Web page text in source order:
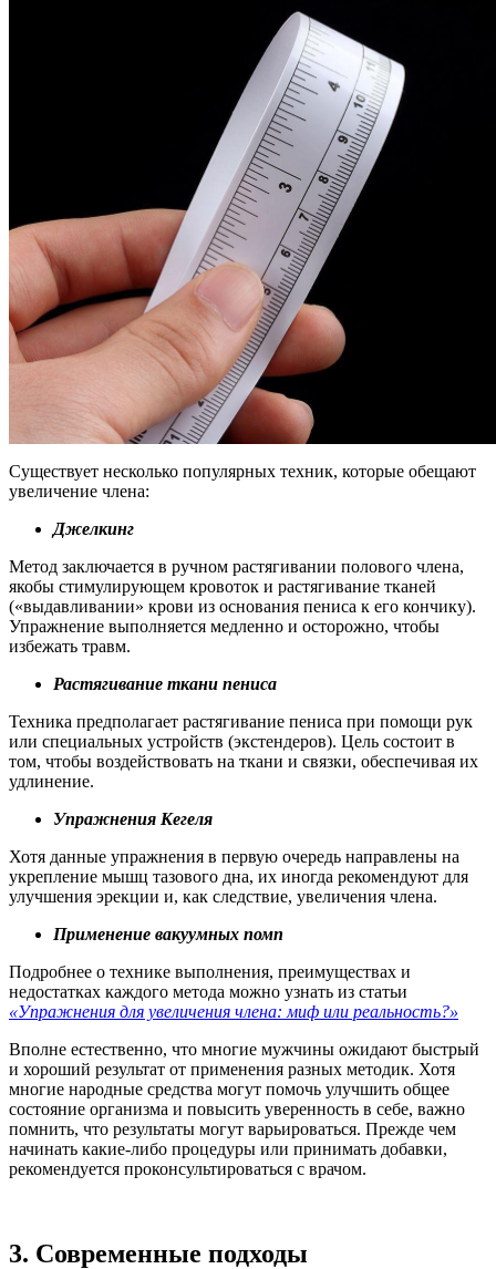
Существует несколько популярных техник, которые обещают
увеличение члена:
Джелкинг
Метод заключается в ручном растягивании полового члена,
якобы стимулирующем кровоток и растягивание тканей
(«выдавливании» крови из основания пениса к его кончику).
Упражнение выполняется медленно и осторожно, чтобы
избежать травм.
Растягивание ткани пениса
Техника предполагает растягивание пениса при помощи рук
или специальных устройств (экстендеров). Цель состоит в
том, чтобы воздействовать на ткани и связки, обеспечивая их
удлинение.
Упражнения Кегеля
Хотя данные упражнения в первую очередь направлены на
укрепление мышц тазового дна, их иногда рекомендуют для
улучшения эрекции и, как следствие, увеличения члена.
Применение вакуумных помп
Подробнее о технике выполнения, преимуществах и
недостатках каждого метода можно узнать из статьи
«Упражнения для увеличения члена: миф или реальность?»
Вполне естественно, что многие мужчины ожидают быстрый
и хороший результат от применения разных методик. Хотя
многие народные средства могут помочь улучшить общее
состояние организма и повысить уверенность в себе, важно
помнить, что результаты могут варьироваться. Прежде чем
начинать какие-либо процедуры или принимать добавки,
рекомендуется проконсультироваться с врачом.
3. Современные подходы